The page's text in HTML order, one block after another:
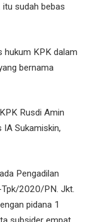
sudah bebas
hukum KPK dalam
bernama
Rusdi Amin
Sukamiskin,
Pengadilan
2020/PN. Jkt.
pidana 1